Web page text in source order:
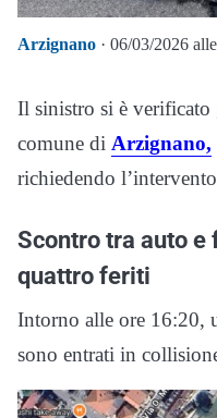
Arzignano · 06/03/2026
Il sinistro si è
comune di Arzignano,
richiedendo
Scontro tra auto e
quattro feriti
Intorno alle ore 16:20,
sono entrati in